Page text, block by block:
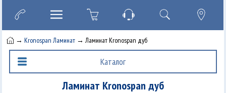
→Kronospan Ламинат → Ламинат Kronospan дуб
Каталог
Ламинат Kronospan дуб